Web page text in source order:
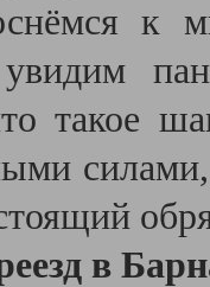
к
такое
в